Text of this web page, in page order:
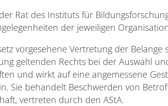
Rat des Instituts für
der jeweiligen
vorgesehene Vertretung der Belange
geltenden Rechts bei der Auswahl
und wirkt auf eine angemessene
Sie behandelt Beschwerden von
vertreten durch den AStA.